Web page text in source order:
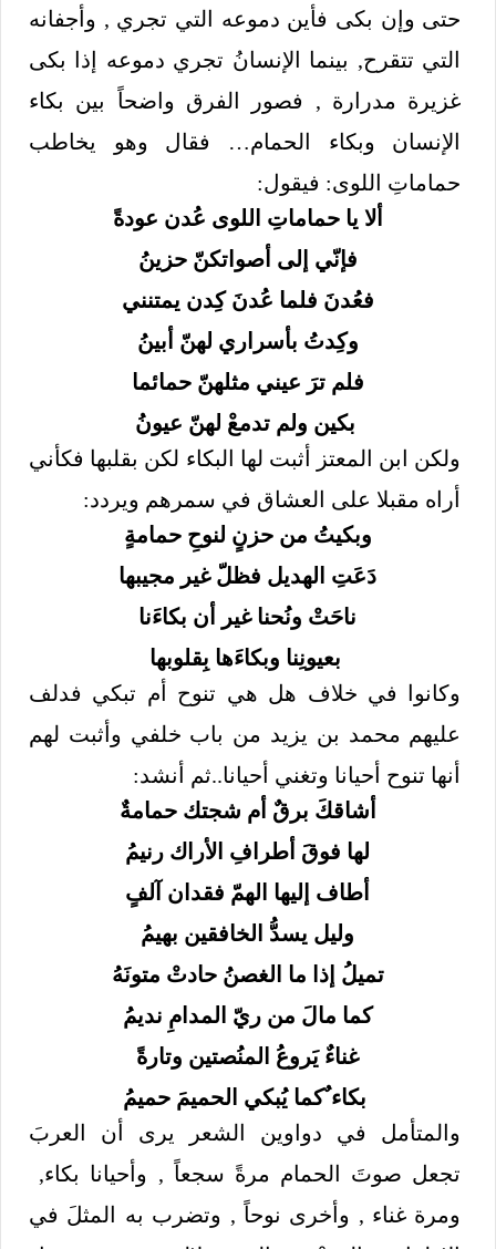
حتى وإن بكى فأين دموعه التي تجري , وأجفانه
التي تتقرح, بينما الإنسانُ تجري دموعه إذا بكى
غزيرة مدرارة , فصور الفرق واضحاً بين بكاء
الإنسان وبكاء الحمام… فقال وهو يخاطب
حماماتِ اللوى: فيقول:
ألا يا حماماتِ اللوى عُدن عودةً
فإنّي إلى أصواتكنّ حزينُ
فعُدنَ فلما عُدنَ كِدن يمتنني
وكِدتُ بأسراري لهنّ أبينُ
فلم ترَ عيني مثلهنّ حمائما
بكين ولم تدمعْ لهنّ عيونُ
ولكن ابن المعتز أثبت لها البكاء لكن بقلبها فكأني
أراه مقبلا على العشاق في سمرهم ويردد:
وبكيتُ من حزنٍ لنوحِ حمامةٍ
دَعَتِ الهديل فظلّ غير مجيبها
ناحَتْ ونُحنا غير أن بكاءَنا
بعيونِنا وبكاءَها بِقلوبها
وكانوا في خلاف هل هي تنوح أم تبكي فدلف
عليهم محمد بن يزيد من باب خلفي وأثبت لهم
أنها تنوح أحيانا وتغني أحيانا..ثم أنشد:
أشاقكَ برقٌ أم شجتك حمامةٌ
لها فوقَ أطرافِ الأراك رنيمُ
أطاف إليها الهمّ فقدان آلفٍ
وليل يسدُّ الخافقين بهيمُ
تميلُ إذا ما الغصنُ حادتْ متونَهُ
كما مالَ من ريّ المدامِ نديمُ
غناءٌ يَروعُ المنُصتين وتارةً
بكاء ٌكما يُبكي الحميمَ حميمُ
والمتأمل في دواوين الشعر يرى أن العربَ
تجعل صوتَ الحمام مرةً سجعاً , وأحيانا بكاء,
ومرة غناء , وأخرى نوحاً , وتضرب به المثلَ في